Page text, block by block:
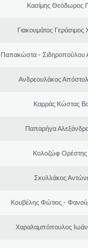
Κασίμης Θεόδωρος
Γιακουμάτος
Παπακώστα - Σιδηροπούλου
Ανδρεουλάκος
Καρράς Κώστας
Παπαρήγα
Κολοζώφ
Σκυλλάκος
Κουβέλης Φώτιος -
Χαραλαμπόπουλος